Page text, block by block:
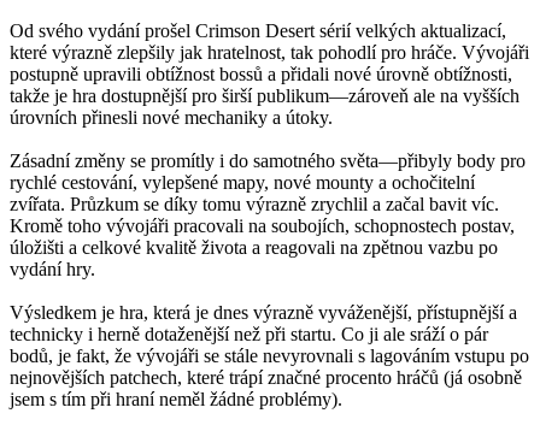
Od svého vydání prošel Crimson Desert sérií velkých aktualizací,
které výrazně zlepšily jak hratelnost, tak pohodlí pro hráče. Vývojáři
postupně upravili obtížnost bossů a přidali nové úrovně obtížnosti,
takže je hra dostupnější pro širší publikum—zároveň ale na vyšších
úrovních přinesli nové mechaniky a útoky.
Zásadní změny se promítly i do samotného světa—přibyly body pro
rychlé cestování, vylepšené mapy, nové mounty a ochočitelní
zvířata. Průzkum se díky tomu výrazně zrychlil a začal bavit víc.
Kromě toho vývojáři pracovali na soubojích, schopnostech postav,
úložišti a celkové kvalitě života a reagovali na zpětnou vazbu po
vydání hry.
Výsledkem je hra, která je dnes výrazně vyváženější, přístupnější a
technicky i herně dotaženější než při startu. Co ji ale sráží o pár
bodů, je fakt, že vývojáři se stále nevyrovnali s lagováním vstupu po
nejnovějších patchech, které trápí značné procento hráčů (já osobně
jsem s tím při hraní neměl žádné problémy).